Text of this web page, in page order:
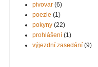
pivovar (6)
poezie (1)
pokyny (22)
prohlášení (1)
výjezdní zasedání (9)